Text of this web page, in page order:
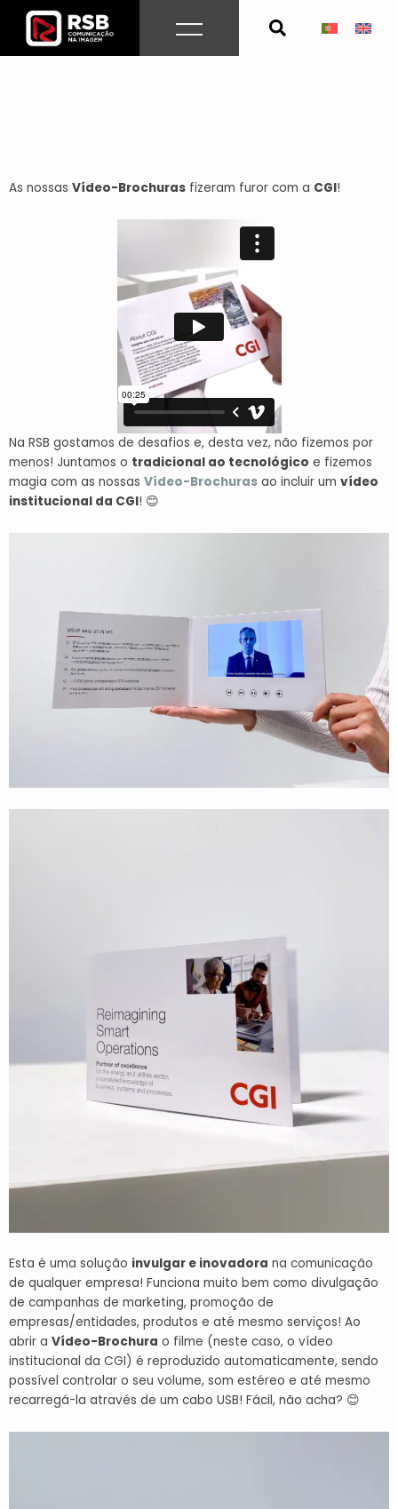
content
As nossas Vídeo-Brochuras fizeram furor com a CGI!
Na RSB gostamos de desafios e, desta vez, não fizemos por
menos! Juntamos o tradicional ao tecnológico e fizemos
magia com as nossas Vídeo-Brochuras ao incluir um vídeo
institucional da CGI! 😊
Esta é uma solução invulgar e inovadora na comunicação
de qualquer empresa! Funciona muito bem como divulgação
de campanhas de marketing, promoção de
empresas/entidades, produtos e até mesmo serviços! Ao
abrir a Vídeo-Brochura o filme (neste caso, o vídeo
institucional da CGI) é reproduzido automaticamente, sendo
possível controlar o seu volume, som estéreo e até mesmo
recarregá-la através de um cabo USB! Fácil, não acha? 😊